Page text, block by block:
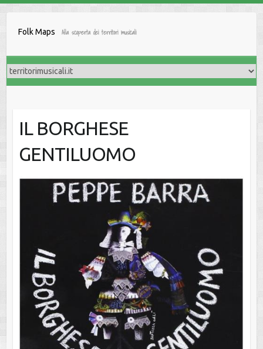
Folk Maps Alla scoperta dei territori musicali
IL BORGHESE
GENTILUOMO